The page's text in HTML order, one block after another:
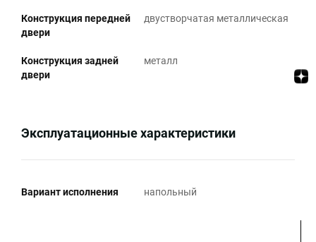
Конструкция передней
двери
двустворчатая металлическая
Конструкция задней
двери
металл
Эксплуатационные характеристики
Вариант исполнения напольный